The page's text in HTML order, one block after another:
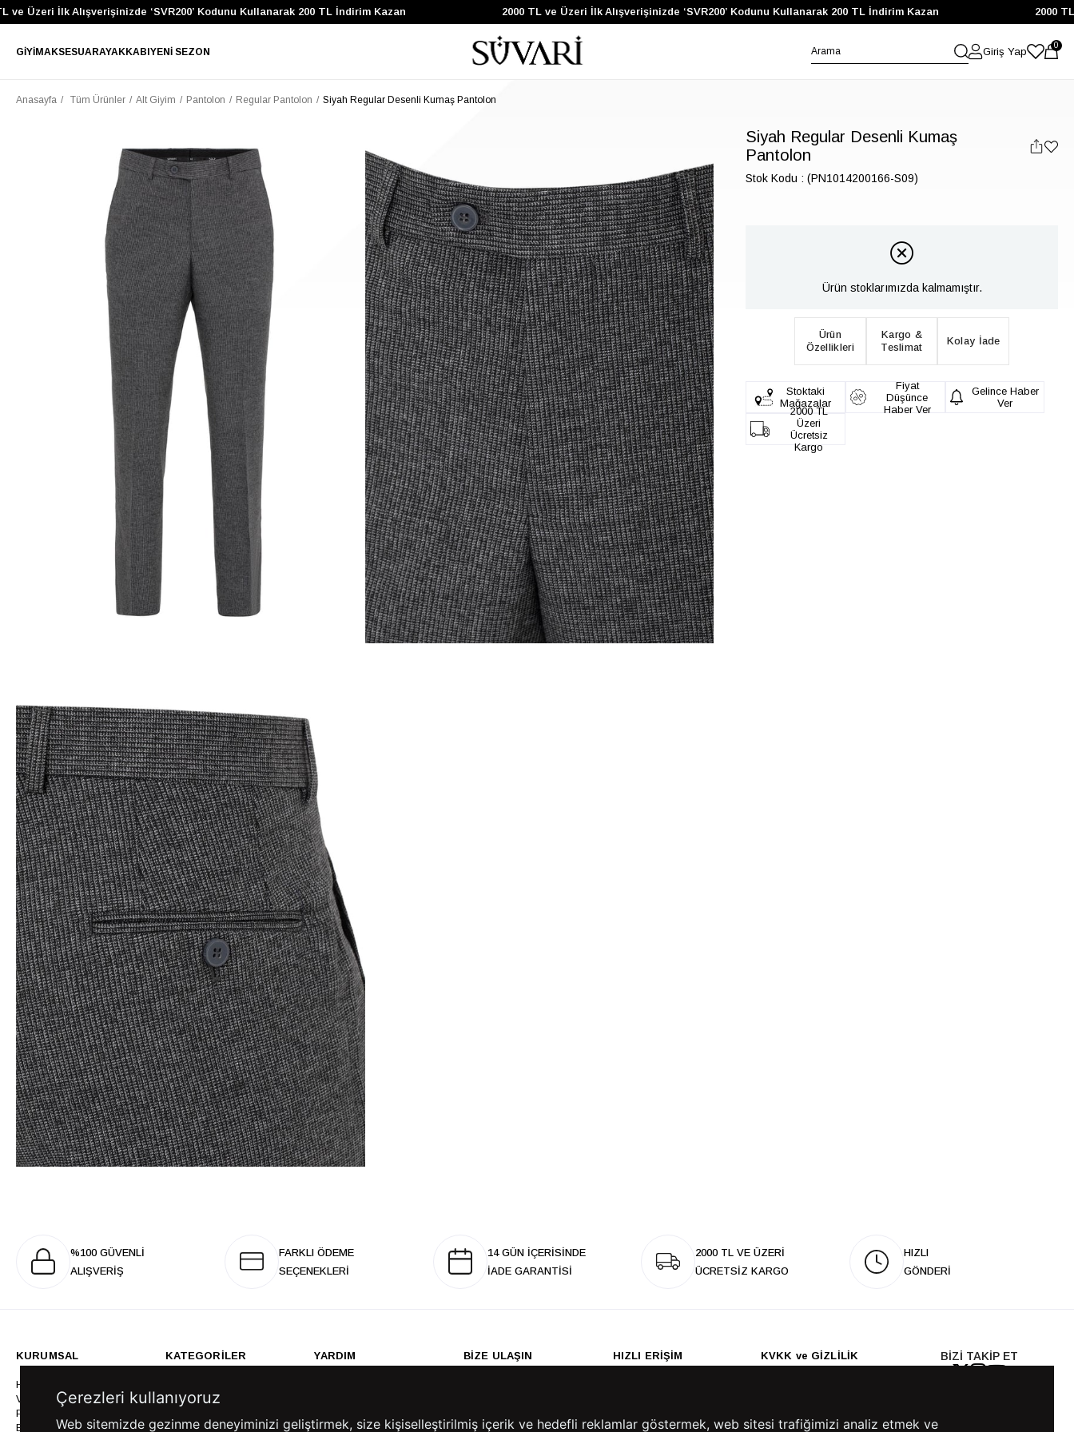
Üzeri İlk Alışverişinizde ‘SVR200’ Kodunu Kullanarak 200 TL İndirim Kazan 2000 TL ve Üzeri İlk Alışverişinizde ‘SVR200’ Kodunu Kullanarak 200 TL İndirim Kazan 2000 TL
GIYIMAKSESUARAYAKKABIYENI SEZON Giriş Yap
0
Anasayfa Tüm Ürünler Alt Giyim Pantolon Regular Pantolon Siyah Regular Desenli Kumaş Pantolon
Siyah Regular Desenli Kumaş
Pantolon
Stok Kodu (PN1014200166-S09)
Ürün stoklarımızda kalmamıştır.
Ürün
Özellikleri
Kargo &
Teslimat
Kolay İade
Stoktaki
Mağazalar
Fiyat
Düşünce
Haber Ver
Gelince Haber
Ver
2000 TL
Üzeri
Ücretsiz
Kargo
%100 GÜVENLİ
ALIŞVERİŞ
FARKLI ÖDEME
SEÇENEKLERİ
14 GÜN İÇERİSİNDE
İADE GARANTİSİ
2000 TL VE ÜZERİ
ÜCRETSİZ KARGO
HIZLI
GÖNDERİ
KURUMSAL
Hakkımızda
Vizyonumuz & Misyonumuz
Politikalarımız
Bayilik
KATEGORİLER
Takım Elbise
Mont
YARDIM
İptal & İade Politikası
BİZE ULAŞIN HIZLI ERİŞİM KVKK ve GİZLİLİK
KVKK Açık Rıza Metni
BİZİ TAKİP ET
Çerezleri kullanıyoruz
Web sitemizde gezinme deneyiminizi geliştirmek, size kişiselleştirilmiş içerik ve hedefli reklamlar göstermek, web sitesi trafiğimizi analiz etmek ve